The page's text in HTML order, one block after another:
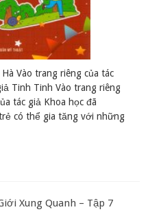
Vào trang riêng của tác
Tinh Tinh Vào trang riêng
tác giả Khoa học đã
có thể gia tăng với những
Xung Quanh – Tập 7